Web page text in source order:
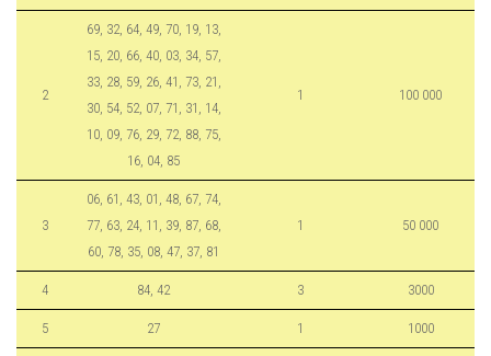
2
69, 32, 64, 49, 70, 19, 13,
15, 20, 66, 40, 03, 34, 57,
33, 28, 59, 26, 41, 73, 21,
30, 54, 52, 07, 71, 31, 14,
10, 09, 76, 29, 72, 88, 75,
16, 04, 85
1 100 000
3
06, 61, 43, 01, 48, 67, 74,
77, 63, 24, 11, 39, 87, 68,
60, 78, 35, 08, 47, 37, 81
1 50 000
4 84, 42 3 3000
5 27 1 1000